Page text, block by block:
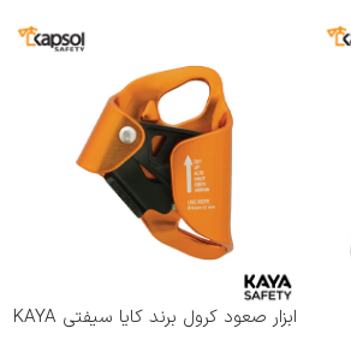
ابزار صعود کرول برند کایا سیفتی KAYA